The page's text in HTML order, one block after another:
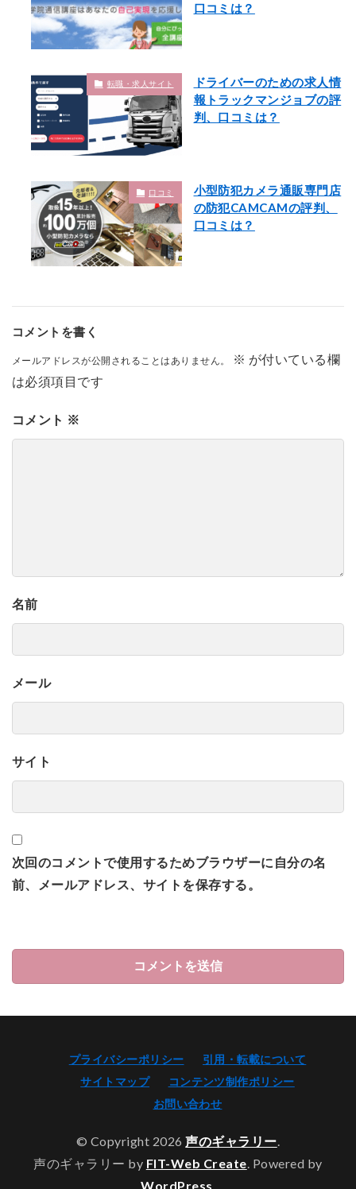
口コミは？
転職・求人サイト
ドライバーのための求人情
報トラックマンジョブの評
判、口コミは？
口コミ
小型防犯カメラ通販専門店
の防犯CAMCAMの評判、
口コミは？
コメントを書く
メールアドレスが公開されることはありません。 ※ が付いている欄
は必須項目です
コメント ※
名前
メール
サイト
次回のコメントで使用するためブラウザーに自分の名
前、メールアドレス、サイトを保存する。
プライバシーポリシー
引用・転載について
サイトマップ
コンテンツ制作ポリシー
お問い合わせ
© Copyright 2026声のギャラリー.
声のギャラリー by FIT-Web Create. Powered by
WordPress